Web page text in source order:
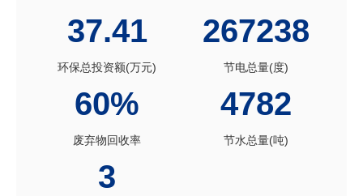
37.41
环保总投资额(万元)
267238
节电总量(度)
60%
废弃物回收率
4782
节水总量(吨)
3